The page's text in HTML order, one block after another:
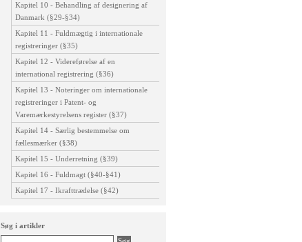
Kapitel 10 - Behandling af designering af
Danmark (§29-§34)
Kapitel 11 - Fuldmægtig i internationale
registreringer (§35)
Kapitel 12 - Videreførelse af en
international registrering (§36)
Kapitel 13 - Noteringer om internationale
registreringer i Patent- og
Varemærkestyrelsens register (§37)
Kapitel 14 - Særlig bestemmelse om
fællesmærker (§38)
Kapitel 15 - Underretning (§39)
Kapitel 16 - Fuldmagt (§40-§41)
Kapitel 17 - Ikrafttrædelse (§42)
Søg i artikler